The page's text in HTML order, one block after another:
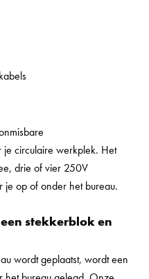
je circulaire werkplek. Het
drie of vier 250V
je op of onder het bureau.
stekkerblok en
wordt geplaatst, wordt een